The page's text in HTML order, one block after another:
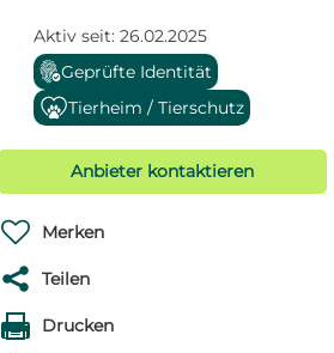
Aktiv seit: 26.02.2025
Geprüfte Identität
Tierheim / Tierschutz
Anbieter kontaktieren
 Merken
 Teilen
 Drucken